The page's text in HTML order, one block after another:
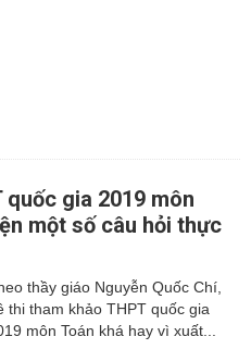
gia 2019 môn
một số câu hỏi thực
thầy giáo Nguyễn Quốc Chí,
thi tham khảo THPT quốc gia
môn Toán khá hay vì xuất...